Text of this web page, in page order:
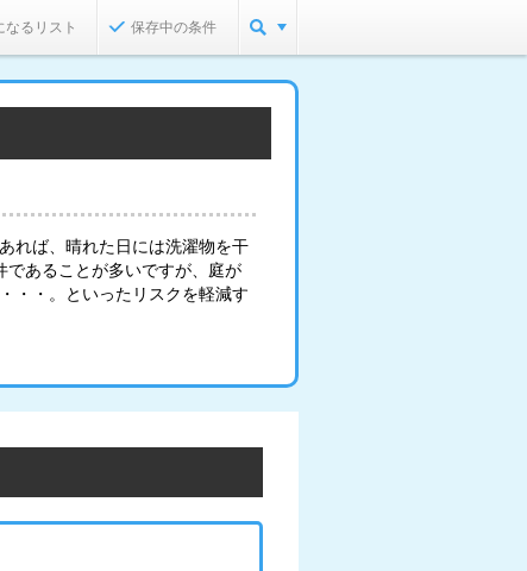
なるリスト 保存中の条件
れば、晴れた日には洗濯物を干
であることが多いですが、庭が
・・。といったリスクを軽減す